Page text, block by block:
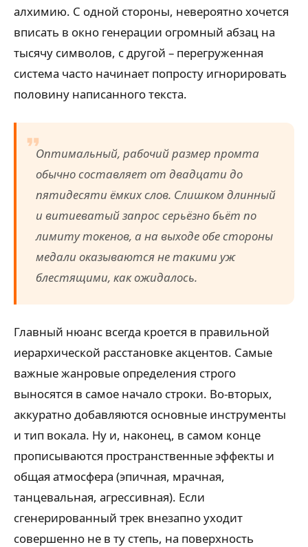
алхимию. С одной стороны, невероятно хочется
вписать в окно генерации огромный абзац на
тысячу символов, с другой – перегруженная
система часто начинает попросту игнорировать
половину написанного текста.
Оптимальный, рабочий размер промта
обычно составляет от двадцати до
пятидесяти ёмких слов. Слишком длинный
и витиеватый запрос серьёзно бьёт по
лимиту токенов, а на выходе обе стороны
медали оказываются не такими уж
блестящими, как ожидалось.
Главный нюанс всегда кроется в правильной
иерархической расстановке акцентов. Самые
важные жанровые определения строго
выносятся в самое начало строки. Во-вторых,
аккуратно добавляются основные инструменты
и тип вокала. Ну и, наконец, в самом конце
прописываются пространственные эффекты и
общая атмосфера (эпичная, мрачная,
танцевальная, агрессивная). Если
сгенерированный трек внезапно уходит
совершенно не в ту степь, на поверхность